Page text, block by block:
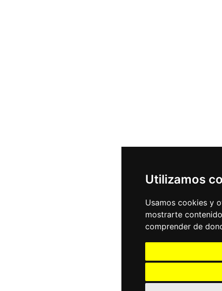
Utilizamos
Usamos cookies y
mostrarte
comprender de